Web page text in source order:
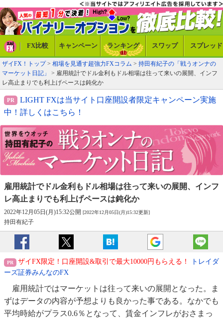
FX比較 キャンペーン ランキング スワップ スプレッド
ザイFX！トップ> 相場を見通す超強力FXコラム > 持田有紀子の「戦うオンナの
マーケット日記」
> 雇用統計でドル金利もドル相場は往って来いの展開、インフ
レ高止まりでも利上げペースは鈍化か
LIGHT FXは当サイト口座開設者限定キャンペーン実施
中！詳しくはこちら！
雇用統計でドル金利もドル相場は往って来いの展開、 インフ
レ高止まりでも利上げペースは鈍化か
2022年12月05日(月)15:32公開 [2022年12月05日(月)15:32更新]
持田有紀子
ザイFX限定！口座開設&取引で最大10000円もらえる！
トレイダ
ーズ証券みんなのFX
雇用統計ではマーケットは往って来いの展開となった。ま
ずはデータの内容が予想よりも良かった事である。なかでも
平均時給がプラス0.6％となって、賃金インフレがおさまっ